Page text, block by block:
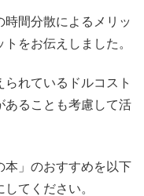
間分散によるメリッ
をお伝えしました。
れているドルコスト
あることも考慮して活
本」のおすすめを以下
てください。